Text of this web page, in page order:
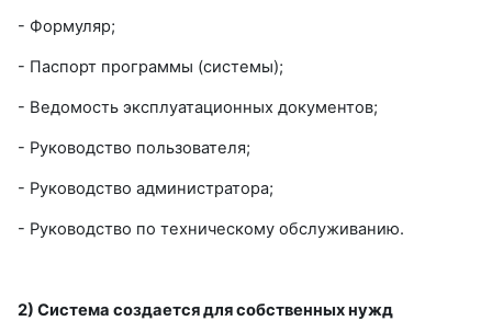
- Формуляр;
- Паспорт программы (системы);
- Ведомость эксплуатационных документов;
- Руководство пользователя;
- Руководство администратора;
- Руководство по техническому обслуживанию.
2) Система создается для собственных нужд